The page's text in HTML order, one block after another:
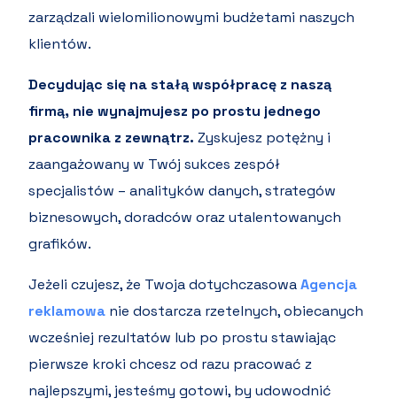
zarządzali wielomilionowymi budżetami naszych
klientów.
Decydując się na stałą współpracę z naszą
firmą, nie wynajmujesz po prostu jednego
pracownika z zewnątrz.Zyskujesz potężny i
zaangażowany w Twój sukces zespół
specjalistów – analityków danych, strategów
biznesowych, doradców oraz utalentowanych
grafików.
Jeżeli czujesz, że Twoja dotychczasowaAgencja
reklamowa nie dostarcza rzetelnych, obiecanych
wcześniej rezultatów lub po prostu stawiając
pierwsze kroki chcesz od razu pracować z
najlepszymi, jesteśmy gotowi, by udowodnić